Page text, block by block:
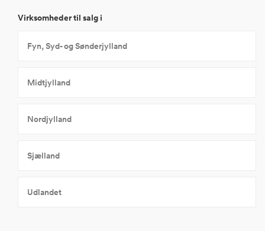
Virksomheder til salg i
Fyn, Syd- og Sønderjylland
Midtjylland
Nordjylland
Sjælland
Udlandet